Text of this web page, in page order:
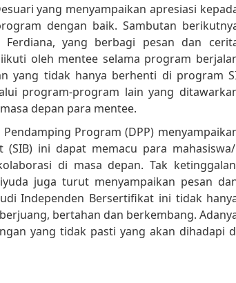
yang menyampaikan apresiasi
dengan baik. Sambutan
yang berbagi pesan dan
oleh mentee selama program
yang tidak hanya berhenti di program
program-program lain yang
depan para mentee.
Program (DPP)
ini dapat memacu para
di masa depan. Tak
juga turut menyampaikan pesan
Independen Bersertifikat ini tidak
bertahan dan berkembang.
yang tidak pasti yang akan dihadapi